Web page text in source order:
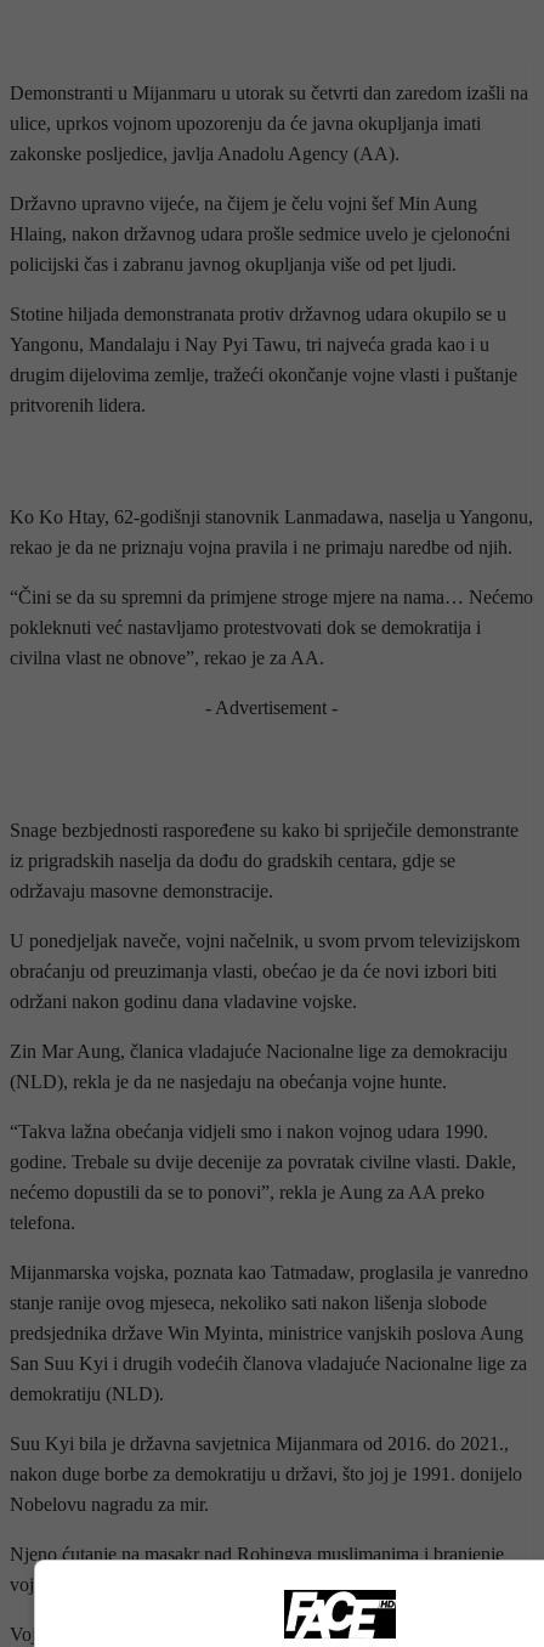
Demonstranti u Mijanmaru u utorak su četvrti dan zaredom izašli na
ulice, uprkos vojnom upozorenju da će javna okupljanja imati
zakonske posljedice, javlja Anadolu Agency (AA).
Državno upravno vijeće, na čijem je čelu vojni šef Min Aung
Hlaing, nakon državnog udara prošle sedmice uvelo je cjelonoćni
policijski čas i zabranu javnog okupljanja više od pet ljudi.
Stotine hiljada demonstranata protiv državnog udara okupilo se u
Yangonu, Mandalaju i Nay Pyi Tawu, tri najveća grada kao i u
drugim dijelovima zemlje, tražeći okončanje vojne vlasti i puštanje
pritvorenih lidera.
Ko Ko Htay, 62-godišnji stanovnik Lanmadawa, naselja u Yangonu,
rekao je da ne priznaju vojna pravila i ne primaju naredbe od njih.
“Čini se da su spremni da primjene stroge mjere na nama… Nećemo
pokleknuti već nastavljamo protestvovati dok se demokratija i
civilna vlast ne obnove”, rekao je za AA.
- Advertisement -
Snage bezbjednosti raspoređene su kako bi spriječile demonstrante
iz prigradskih naselja da dođu do gradskih centara, gdje se
održavaju masovne demonstracije.
U ponedjeljak naveče, vojni načelnik, u svom prvom televizijskom
obraćanju od preuzimanja vlasti, obećao je da će novi izbori biti
održani nakon godinu dana vladavine vojske.
Zin Mar Aung, članica vladajuće Nacionalne lige za demokraciju
(NLD), rekla je da ne nasjedaju na obećanja vojne hunte.
“Takva lažna obećanja vidjeli smo i nakon vojnog udara 1990.
godine. Trebale su dvije decenije za povratak civilne vlasti. Dakle,
nećemo dopustili da se to ponovi”, rekla je Aung za AA preko
telefona.
Mijanmarska vojska, poznata kao Tatmadaw, proglasila je vanredno
stanje ranije ovog mjeseca, nekoliko sati nakon lišenja slobode
predsjednika države Win Myinta, ministrice vanjskih poslova Aung
San Suu Kyi i drugih vodećih članova vladajuće Nacionalne lige za
demokratiju (NLD).
Suu Kyi bila je državna savjetnica Mijanmara od 2016. do 2021.,
nakon duge borbe za demokratiju u državi, što joj je 1991. donijelo
Nobelovu nagradu za mir.
Njeno ćutanje na masakr nad Rohingya muslimanima i branjenje
vojnog genocida izazvali su oštre kritike širom svijeta.
Vojni udar dogodio se nekoliko sati prije nego prije prvog